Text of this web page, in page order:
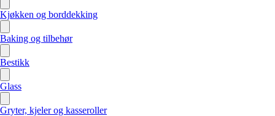
Kjøkken og borddekking
Baking og tilbehør
Bestikk
Glass
Gryter, kjeler og kasseroller